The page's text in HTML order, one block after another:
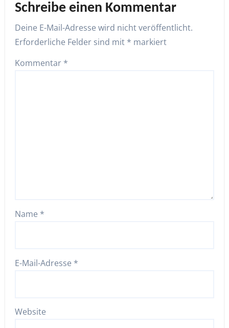
Schreibe einen Kommentar
Deine E-Mail-Adresse wird nicht veröffentlicht.
Erforderliche Felder sind mit * markiert
Kommentar *
Name *
E-Mail-Adresse *
Website